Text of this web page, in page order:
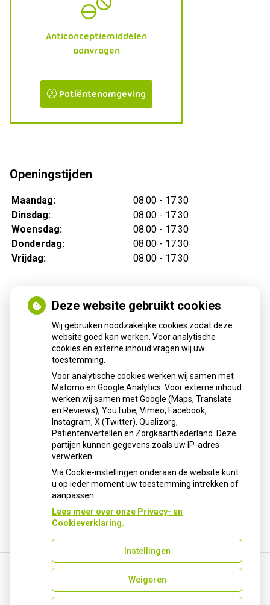
Anticonceptiemiddelen
aanvragen
Patiëntenomgeving
Openingstijden
Maandag:
08.00 - 17.30
Dinsdag:
08.00 - 17.30
Woensdag:
08.00 - 17.30
Donderdag:
08.00 - 17.30
Vrijdag:
08.00 - 17.30
Nieuws
Sinds huisartsen afslankmedicijnen mogen voorschrijven,
neemt gebruik toe
Schurft sinds corona geen vergeten ziekte meer: aantal
uitbraken fors gestegen
Stoppen met afslankmedicijnen betekent zonder
leefstijlaanpassingen weer gewichtstoename
Kookadvies drinkwater in provincie Utrecht vanwege
besmetting
Terugroepactie babyvoeding Nestlé: bacterie kan baby’s
ziek maken
Uw Zorg Online |Beheer
info-apotheekhellevoetsluis@ezorg.nl
Deze website gebruikt cookies
Wij gebruiken noodzakelijke cookies zodat deze
website goed kan werken. Voor analytische
cookies en externe inhoud vragen wij uw
toestemming.
Voor analytische cookies werken wij samen met
Matomo en Google Analytics. Voor externe inhoud
werken wij samen met Google (Maps, Translate
en Reviews), YouTube, Vimeo, Facebook,
Instagram, X (Twitter), Qualizorg,
Patiëntenvertellen en ZorgkaartNederland. Deze
partijen kunnen gegevens zoals uw IP-adres
verwerken.
Via Cookie-instellingen onderaan de website kunt
u op ieder moment uw toestemming intrekken of
aanpassen.
Lees meer over onze Privacy- en
Cookieverklaring.
Instellingen
Weigeren